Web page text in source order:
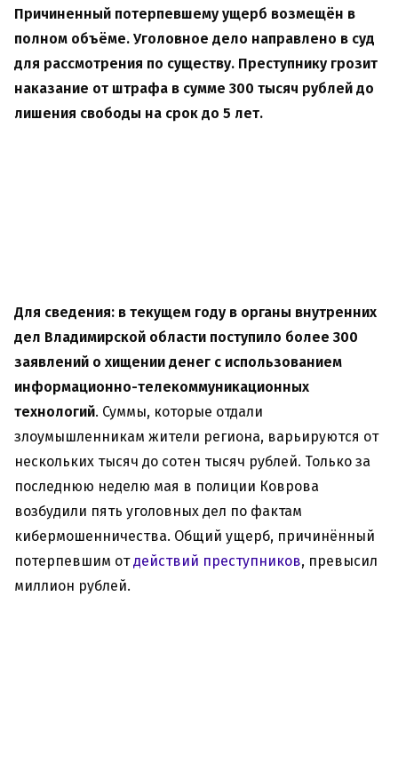
Причиненный потерпевшему ущерб возмещён в
полном объёме. Уголовное дело направлено в суд
для рассмотрения по существу. Преступнику грозит
наказание от штрафа в сумме 300 тысяч рублей до
лишения свободы на срок до 5 лет.
Для сведения: в текущем году в органы внутренних
дел Владимирской области поступило более 300
заявлений о хищении денег с использованием
информационно-телекоммуникационных
технологий. Суммы, которые отдали
злоумышленникам жители региона, варьируются от
нескольких тысяч до сотен тысяч рублей. Только за
последнюю неделю мая в полиции Коврова
возбудили пять уголовных дел по фактам
кибермошенничества. Общий ущерб, причинённый
потерпевшим отдействий преступников, превысил
миллион рублей.